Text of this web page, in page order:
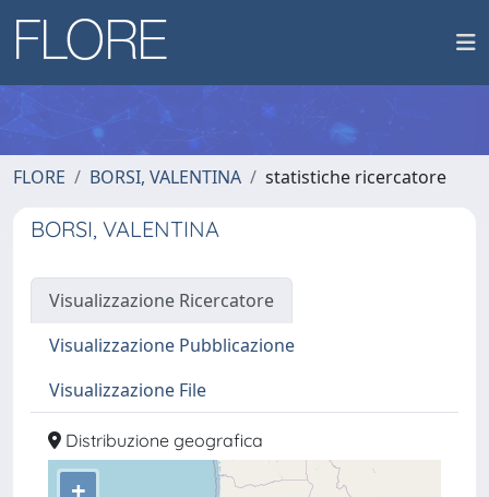
FLORE BORSI, VALENTINA statistiche ricercatore
BORSI, VALENTINA
Visualizzazione Ricercatore
Visualizzazione Pubblicazione
Visualizzazione File
Distribuzione geografica